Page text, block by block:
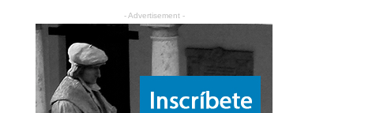
- Advertisement -